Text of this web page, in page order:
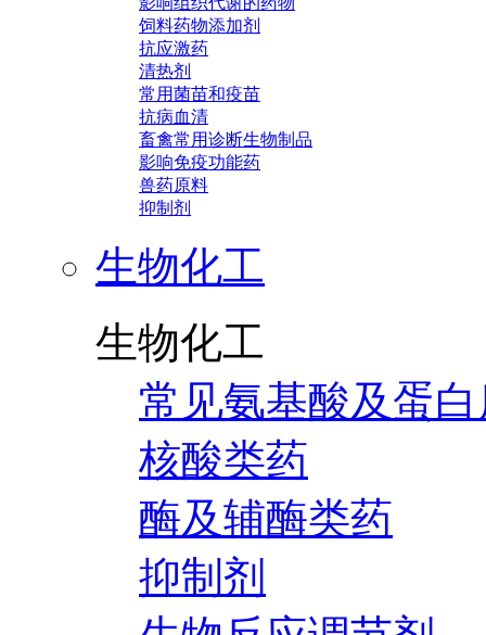
饲料药物添加剂
抗应激药
清热剂
常用菌苗和疫苗
抗病血清
畜禽常用诊断生物制品
影响免疫功能药
兽药原料
抑制剂
生物化工
生物化工
常见氨基酸及蛋
核酸类药
酶及辅酶类药
抑制剂